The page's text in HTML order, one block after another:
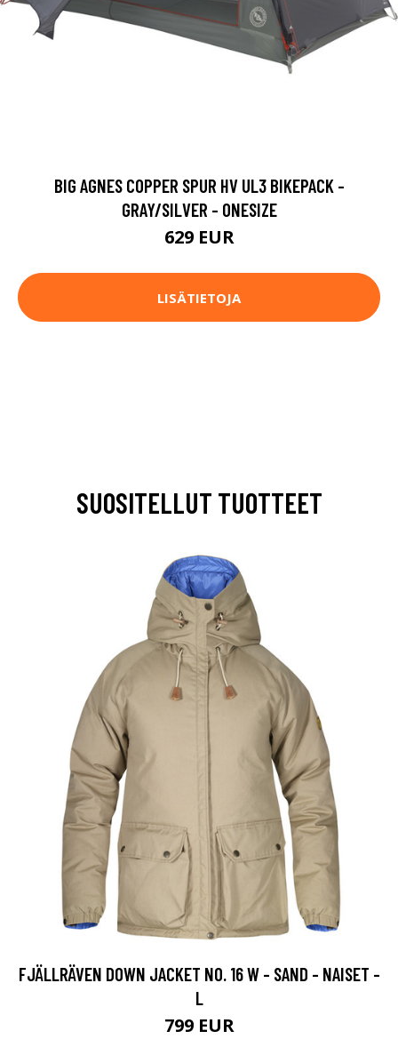
BIG AGNES COPPER SPUR HV UL3 BIKEPACK -
GRAY/SILVER - ONESIZE
629 EUR
LISÄTIETOJA
SUOSITELLUT TUOTTEET
FJÄLLRÄVEN DOWN JACKET NO. 16 W - SAND - NAISET -
L
799 EUR